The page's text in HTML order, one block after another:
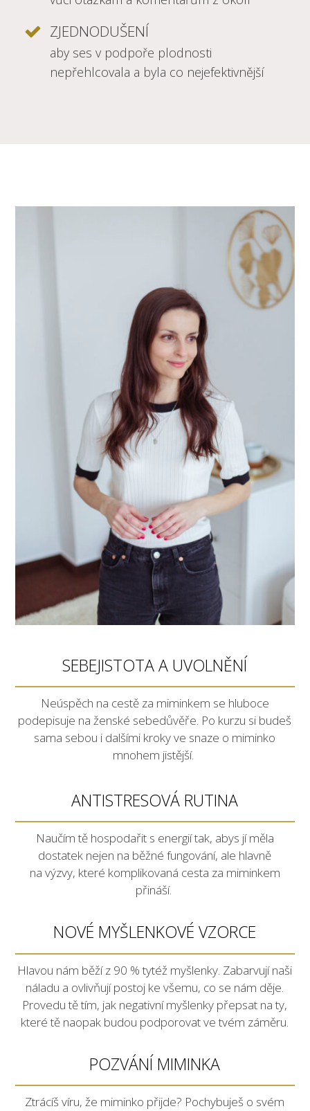
ZJEDNODUŠENÍ
aby ses v podpoře plodnosti
nepřehlcovala a byla co nejefektivnější
SEBEJISTOTA A UVOLNĚNÍ
Neúspěch na cestě za miminkem se hluboce
podepisuje na ženské sebedůvěře. Po kurzu si budeš
sama sebou i dalšími kroky ve snaze o miminko
mnohem jistější.
ANTISTRESOVÁ RUTINA
Naučím tě hospodařit s energií tak, abys jí měla
dostatek nejen na běžné fungování, ale hlavně
na výzvy, které komplikovaná cesta za miminkem
přináší.
NOVÉ MYŠLENKOVÉ VZORCE
Hlavou nám běží z 90 % tytéž myšlenky. Zabarvují naši
náladu a ovlivňují postoj ke všemu, co se nám děje.
Provedu tě tím, jak negativní myšlenky přepsat na ty,
které tě naopak budou podporovat ve tvém záměru.
POZVÁNÍ MIMINKA
Ztrácíš víru, že miminko přijde? Pochybuješ o svém